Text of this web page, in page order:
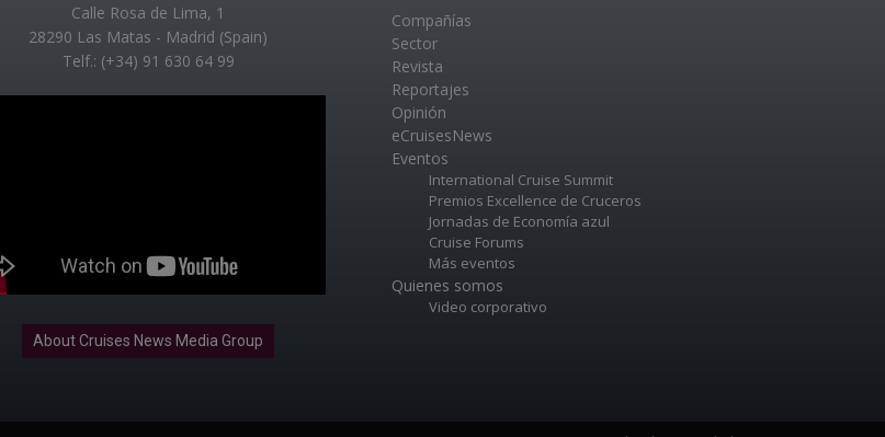
Calle Rosa de Lima, 1
28290 Las Matas - Madrid (Spain)
Telf.: (+34) 91 630 64 99
About Cruises News Media Group
Compañías
Sector
Revista
Reportajes
Opinión
eCruisesNews
Eventos
International Cruise Summit
Premios Excellence de Cruceros
Jornadas de Economía azul
Cruise Forums
Más eventos
Quienes somos
Video corporativo